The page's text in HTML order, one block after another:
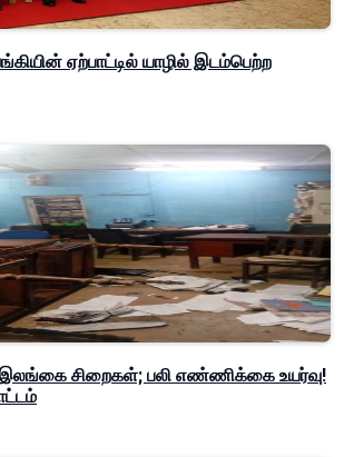
ஏற்பாட்டில் யாழில் இடம்பெற்ற
சிறைகள்; பலி எண்ணிக்கை உயர்வு!